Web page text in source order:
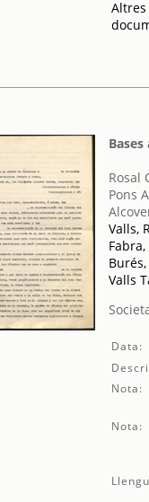
Altres
Rosal
Pons
Valls,
Fabra,
Valls
Data:
Nota:
Nota: